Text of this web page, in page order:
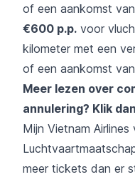
of een aankomst
€600 p.p. voor
kilometer met een
of een aankomst
Meer lezen over
annulering? Klik
Mijn Vietnam
meer tickets dan er